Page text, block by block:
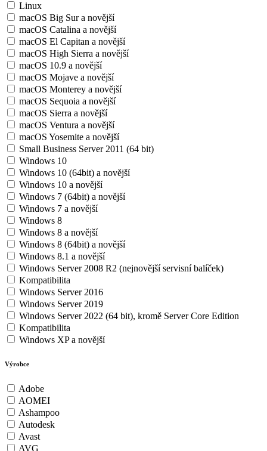
Linux
macOS Big Sur a novější
macOS Catalina a novější
macOS El Capitan a novější
macOS High Sierra a novější
macOS 10.9 a novější
macOS Mojave a novější
macOS Monterey a novější
macOS Sequoia a novější
macOS Sierra a novější
macOS Ventura a novější
macOS Yosemite a novější
Small Business Server 2011 (64 bit)
Windows 10
Windows 10 (64bit) a novější
Windows 10 a novější
Windows 7 (64bit) a novější
Windows 7 a novější
Windows 8
Windows 8 a novější
Windows 8 (64bit) a novější
Windows 8.1 a novější
Windows Server 2008 R2 (nejnovější servisní balíček)
Kompatibilita
Windows Server 2016
Windows Server 2019
Windows Server 2022 (64 bit), kromě Server Core Edition
Kompatibilita
Windows XP a novější
Výrobce
Adobe
AOMEI
Ashampoo
Autodesk
Avast
AVG